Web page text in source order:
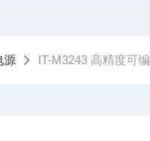
源 IT-M3243 高精度可编程直流电源